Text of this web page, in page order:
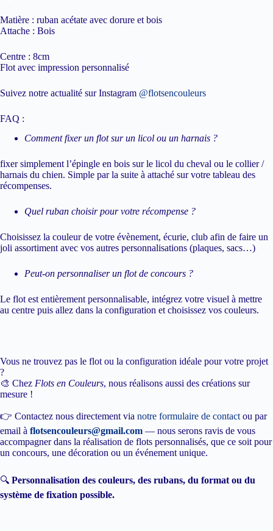
Matière : ruban acétate avec dorure et bois
Attache : Bois
Centre : 8cm
Flot avec impression personnalisé
Suivez notre actualité sur Instagram @flotsencouleurs
FAQ :
Comment fixer un flot sur un licol ou un harnais ?
fixer simplement l’épingle en bois sur le licol du cheval ou le collier /
harnais du chien. Simple par la suite à attaché sur votre tableau des
récompenses.
Quel ruban choisir pour votre récompense ?
Choisissez la couleur de votre évènement, écurie, club afin de faire un
joli assortiment avec vos autres personnalisations (plaques, sacs…)
Peut-on personnaliser un flot de concours ?
Le flot est entièrement personnalisable, intégrez votre visuel à mettre
au centre puis allez dans la configuration et choisissez vos couleurs.
Vous ne trouvez pas le flot ou la configuration idéale pour votre projet
?
🎨 Chez Flots en Couleurs, nous réalisons aussi des créations sur
mesure !
👉 Contactez nous directement via notre formulaire de contact ou par
email à flotsencouleurs@gmail.com — nous serons ravis de vous
accompagner dans la réalisation de flots personnalisés, que ce soit pour
un concours, une décoration ou un événement unique.
🔍 Personnalisation des couleurs, des rubans, du format ou du
système de fixation possible.